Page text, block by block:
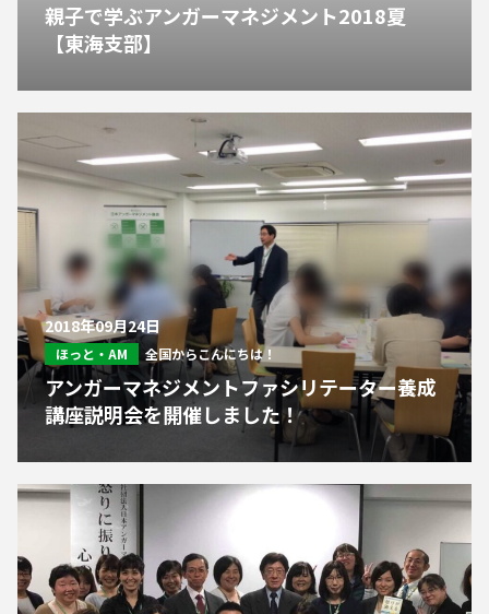
親子で学ぶアンガーマネジメント2018夏
【東海支部】
2018年09月24日
ほっと・AM 全国からこんにちは！
アンガーマネジメントファシリテーター養成
講座説明会を開催しました！